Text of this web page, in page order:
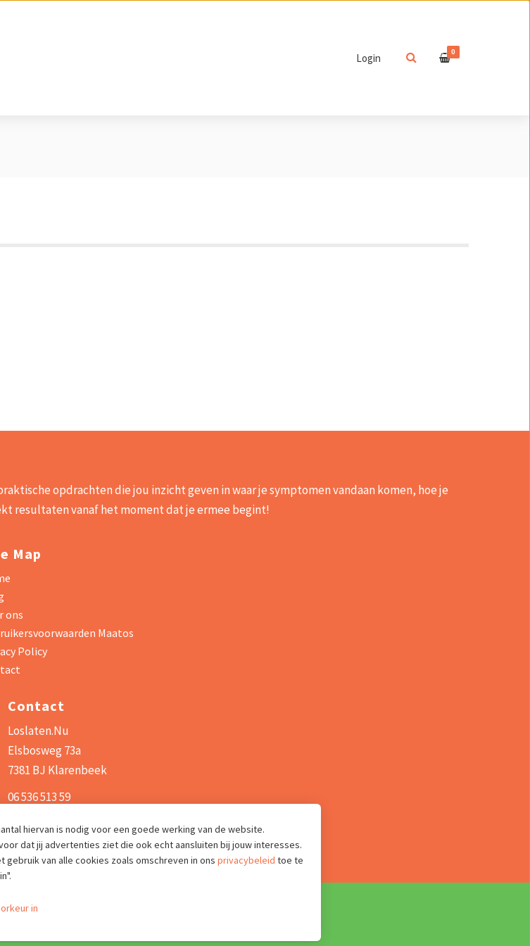
Login 0
opdrachten die jou inzicht geven in waar je symptomen vandaan komen, hoe je
resultaten vanaf het moment dat je ermee begint!
Map
ons
Maatos
Policy
Contact
Loslaten.Nu
Elsbosweg 73a
7381 BJ Klarenbeek
06 536 513 59
hiervan is nodig voor een goede werking van de website.
dat jij advertenties ziet die ook echt aansluiten bij jouw interesses.
gebruik van alle cookies zoals omschreven in ons privacybeleid toe te
in